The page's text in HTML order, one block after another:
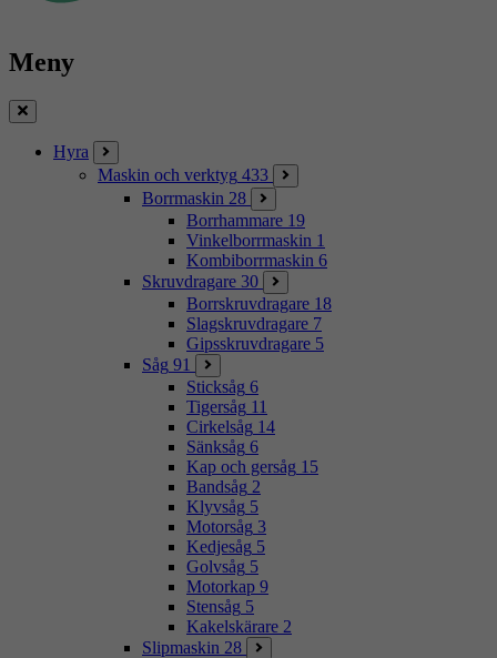
Meny
Stäng
Hyra
Maskin och verktyg 433
Borrmaskin 28
Borrhammare 19
Vinkelborrmaskin 1
Kombiborrmaskin 6
Skruvdragare 30
Borrskruvdragare 18
Slagskruvdragare 7
Gipsskruvdragare 5
Såg 91
Sticksåg 6
Tigersåg 11
Cirkelsåg 14
Sänksåg 6
Kap och gersåg 15
Bandsåg 2
Klyvsåg 5
Motorsåg 3
Kedjesåg 5
Golvsåg 5
Motorkap 9
Stensåg 5
Kakelskärare 2
Slipmaskin 28